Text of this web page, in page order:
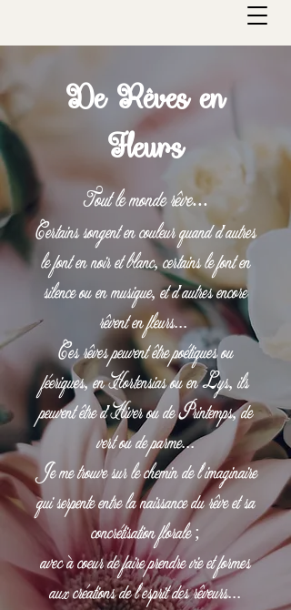
De Rêves en
Fleurs
Tout le monde rêve...
Certains songent en couleur quand d'autres
le font en noir et blanc, certains le font en
silence ou en musique, et d'autres encore
rêvent en fleurs...
Ces rêves peuvent être poétiques ou
féeriques, en Hortensias ou en Lys, ils
peuvent être d'Hiver ou de Printemps, de
vert ou de parme...
Je me trouve sur le chemin de l'imaginaire
qui serpente entre la naissance du rêve et sa
concrétisation florale ;
avec à coeur de faire prendre vie et formes
aux créations de l'esprit des rêveurs...